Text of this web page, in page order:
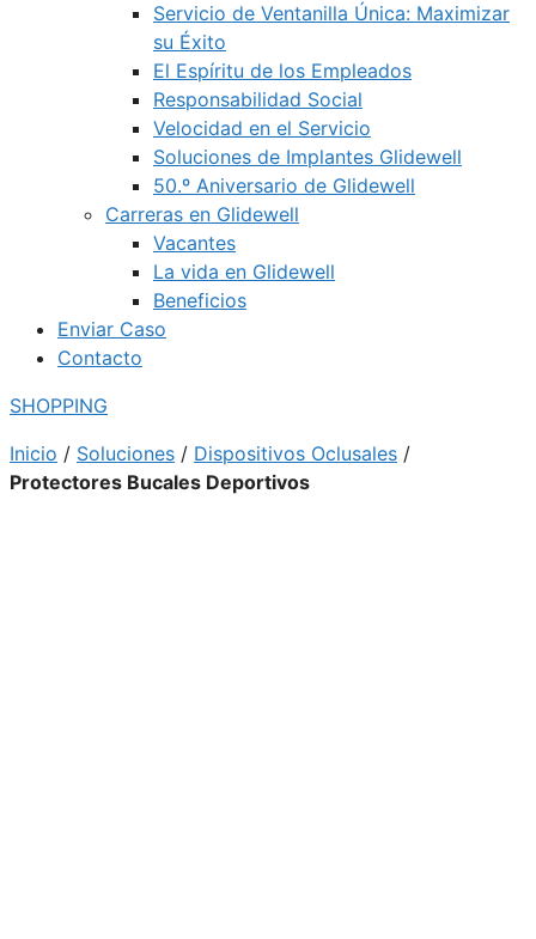
Servicio de Ventanilla Única: Maximizar
su Éxito
El Espíritu de los Empleados
Responsabilidad Social
Velocidad en el Servicio
Soluciones de Implantes Glidewell
50.º Aniversario de Glidewell
Carreras en Glidewell
Vacantes
La vida en Glidewell
Beneficios
Enviar Caso
Contacto
SHOPPING
Inicio / Soluciones / Dispositivos Oclusales /
Protectores Bucales Deportivos